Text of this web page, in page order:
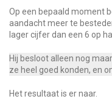
Op een bepaald moment
aandacht meer te
lager cijfer dan een 6 op
Hij besloot alleen nog
ze heel goed konden, en
Het resultaat is er naar.